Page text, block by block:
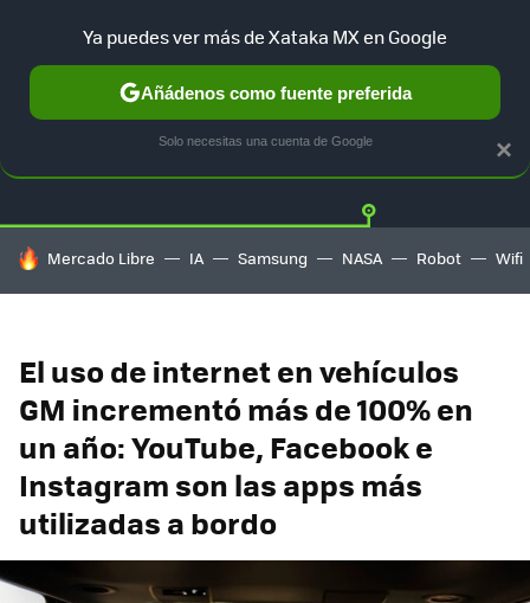
TESLA UBER AUTO ELECTRICO Twitter
HOY SE HABLA DE
Mercado Libre IA Samsung NASA Robot Wifi
El uso de internet en vehículos
GM incrementó más de 100% en
un año: YouTube, Facebook e
Instagram son las apps más
utilizadas a bordo
×
Ya puedes ver más de Xataka MX en Google
Añádenos como fuente preferida
Solo necesitas una cuenta de Google